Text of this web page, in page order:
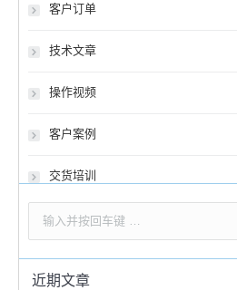
客户订单
技术文章
操作视频
客户案例
交货培训
近期文章